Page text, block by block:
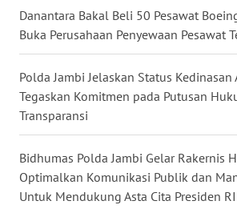
Danantara Bakal Beli 50 Pesawat
Buka Perusahaan Penyewaan Pesawat
Polda Jambi Jelaskan Status Kedinasan
Tegaskan Komitmen pada Putusan
Transparansi
Bidhumas Polda Jambi Gelar Rakernis
Optimalkan Komunikasi Publik dan
Untuk Mendukung Asta Cita Presiden RI
JATENG
WN
NUSANTARA
WN
WN
JATIM